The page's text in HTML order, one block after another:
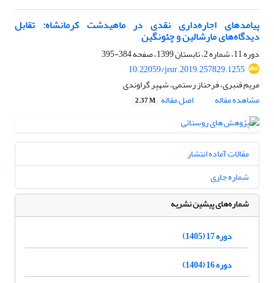
پیامدهای اجاره‌داری نقدی در ماهیدشت کرمانشاه: تقابل
دیدگاه‌های مارشالین و چئونگین
دوره 11، شماره 2، تابستان 1399، صفحه
384-395
10.22059/jrur.2019.257829.1255
مریم قنبری، فرحناز رستمی، شهپر گراوندی
مشاهده مقاله
اصل مقاله 2.37 M
مقالات آماده انتشار
شماره جاری
شماره‌های پیشین نشریه
دوره 17 (1405)
دوره 16 (1404)